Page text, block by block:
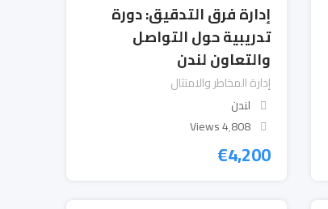
إدارة فرق التدقيق: دورة
تدريبية حول التواصل
والتعاون لندن
إدارة المخاطر والامتثال
لندن
4٬808 Views
€4,200